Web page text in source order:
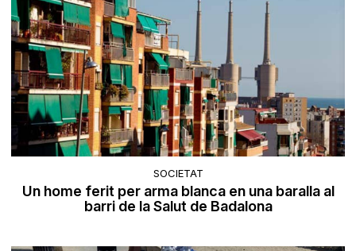
SOCIETAT
Un home ferit per arma blanca en una baralla al
barri de la Salut de Badalona